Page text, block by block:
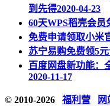
到先得2020-04-23
60天WPS稻壳会员
免费申请领取小米
苏宁易购免费领5
百度网盘新功能：
2020-11-17
© 2010-2026 福利营 网